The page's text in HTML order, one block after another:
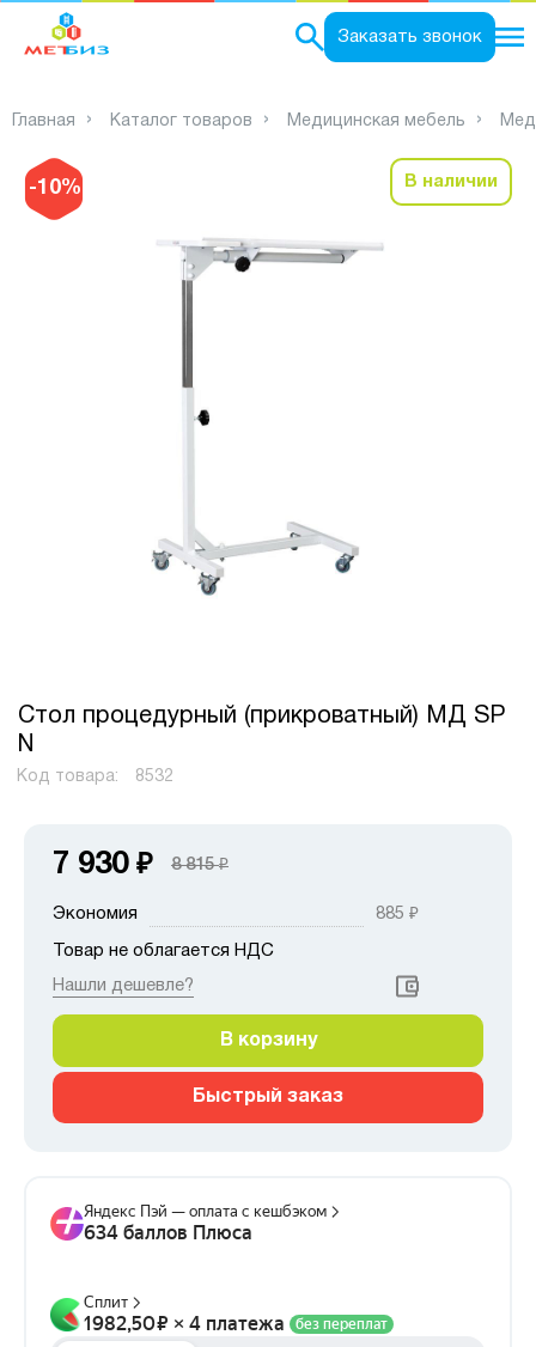
Заказать звонок
Главная Каталог товаров Медицинская мебель
-10% В наличии
Стол процедурный (прикроватный) МД SP
N
Код товара: 8532
7 930 ₽ 8 815₽
Экономия 885 ₽
Товар не облагается НДС
Нашли дешевле?
В корзину
Быстрый заказ